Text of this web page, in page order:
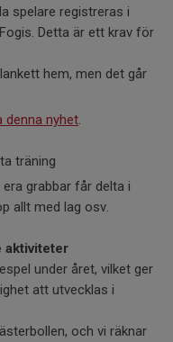
spelare registreras i
Detta är ett krav för
hem, men det går
denna nyhet.
träning
grabbar får delta i
allt med lag osv.
aktiviteter
under året, vilket ger
att utvecklas i
och vi räknar